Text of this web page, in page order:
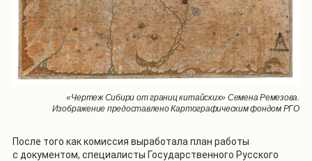
«Чертеж Сибири от границ китайских» Семена Ремезова.
Изображение предоставлено Картографическим фондом РГО
После того как комиссия выработала план работы
с документом, специалисты Государственного Русского